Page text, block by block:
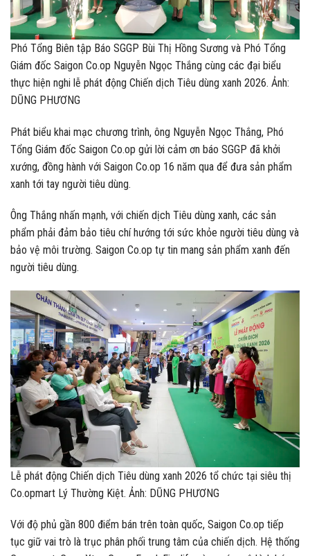
Phó Tổng Biên tập Báo SGGP Bùi Thị Hồng Sương và Phó Tổng
Giám đốc Saigon Co.op Nguyễn Ngọc Thắng cùng các đại biểu
thực hiện nghi lễ phát động Chiến dịch Tiêu dùng xanh 2026. Ảnh:
DŨNG PHƯƠNG
Phát biểu khai mạc chương trình, ông Nguyễn Ngọc Thắng, Phó
Tổng Giám đốc Saigon Co.op gửi lời cảm ơn báo SGGP đã khởi
xướng, đồng hành với Saigon Co.op 16 năm qua để đưa sản phẩm
xanh tới tay người tiêu dùng.
Ông Thắng nhấn mạnh, với chiến dịch Tiêu dùng xanh, các sản
phẩm phải đảm bảo tiêu chí hướng tới sức khỏe người tiêu dùng và
bảo vệ môi trường. Saigon Co.op tự tin mang sản phẩm xanh đến
người tiêu dùng.
Lễ phát động Chiến dịch Tiêu dùng xanh 2026 tổ chức tại siêu thị
Co.opmart Lý Thường Kiệt. Ảnh: DŨNG PHƯƠNG
Với độ phủ gần 800 điểm bán trên toàn quốc, Saigon Co.op tiếp
tục giữ vai trò là trục phân phối trung tâm của chiến dịch. Hệ thống